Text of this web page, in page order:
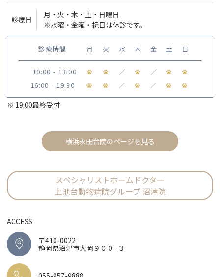
診療日
月・火・木・土・日曜日
※水曜・金曜・祝日は休診です。
診療時間 月 火 水 木 金 土 日
10:00 - 13:00 ／ ／
16:00 - 19:30 ／ ／
※ 19:00最終受付
横浜永田台院のページを見る
スペシャリストホームドクター
上池台動物病院グループ 沼津院
ACCESS
〒410-0022
静岡県沼津市大岡９００−３